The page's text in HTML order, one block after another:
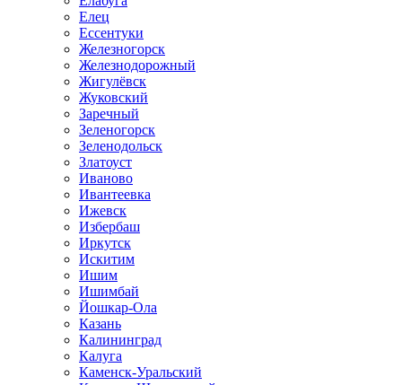
Елец
Ессентуки
Железногорск
Железнодорожный
Жигулёвск
Жуковский
Заречный
Зеленогорск
Зеленодольск
Златоуст
Иваново
Ивантеевка
Ижевск
Избербаш
Иркутск
Искитим
Ишим
Ишимбай
Йошкар-Ола
Казань
Калининград
Калуга
Каменск-Уральский